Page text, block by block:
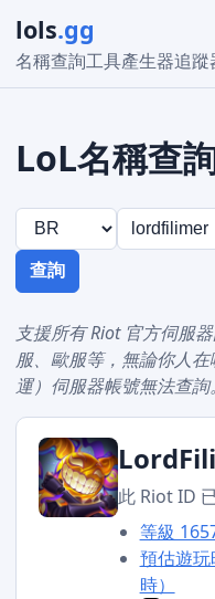
lols.gg
名稱查詢工具產生器追蹤
LoL名稱查
查詢
支援所有 Riot 官方伺服
服、歐服等，無論你人
運）伺服器帳號無法查詢。
此 Riot ID
等級
預估遊
時）